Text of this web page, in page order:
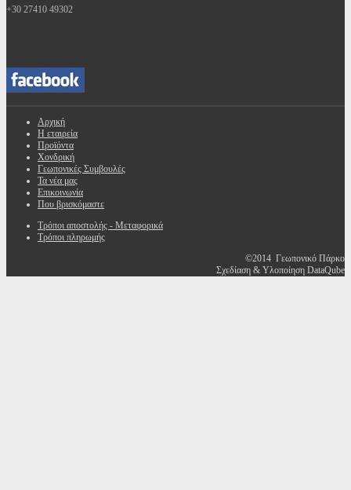
+30 27410 49302
Αρχική
Η εταιρεία
Προϊόντα
Χονδρική
Γεωπονικές Συμβουλές
Τα νέα μας
Επικοινωνία
Που βρισκόμαστε
Τρόποι αποστολής - Μεταφορικά
Τρόποι πληρωμής
©2014 Γεωπονικό Πάρκο
Σχεδίαση & Υλοποίηση DataQube